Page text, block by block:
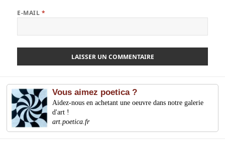
E-MAIL *
Vous aimez poetica ?
Aidez-nous en achetant une oeuvre dans notre galerie
d'art !
art.poetica.fr